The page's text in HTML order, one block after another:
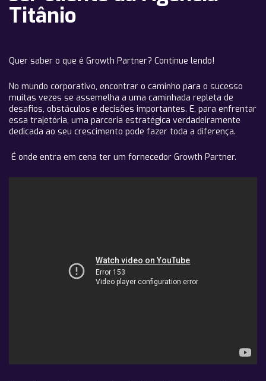
Titânio
Quer saber o que é Growth Partner? Continue lendo!
No mundo corporativo, encontrar o caminho para o sucesso
muitas vezes se assemelha a uma caminhada repleta de
desafios, obstáculos e decisões importantes. E, para enfrentar
essa trajetória, uma parceria estratégica verdadeiramente
dedicada ao seu crescimento pode fazer toda a diferença.
É onde entra em cena ter um fornecedor Growth Partner.